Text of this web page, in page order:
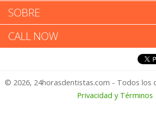
William J Sandak:
Experiencia
1 – No Feliz
SOBRE
CALL NOW
© 2026, 24horasdentistas.com - Todos los
Privacidad y Términos